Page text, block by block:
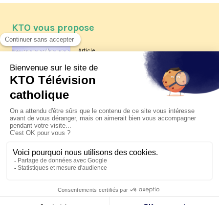
KTO vous propose
Article
Les reportages d'été 2026 de KTO
La visite pastorale du pape Léon
XIV à Assise à suivre sur KTO le
jeudi 6 août
Le pape en Uruguay, Argentine et
Pérou du 6 au 17 novembre 2026